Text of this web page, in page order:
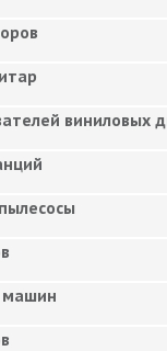
виниловых